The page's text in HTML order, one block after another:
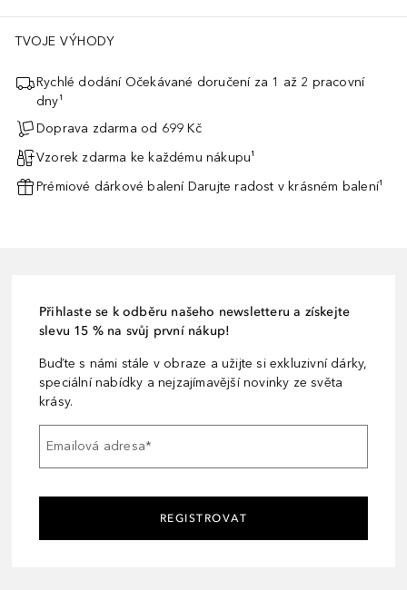
TVOJE VÝHODY
Rychlé dodání Očekávané doručení za 1 až 2 pracovní
dny¹
Doprava zdarma od 699 Kč
Vzorek zdarma ke každému nákupu¹
Prémiové dárkové balení Darujte radost v krásném balení¹
Přihlaste se k odběru našeho newsletteru a získejte
slevu 15 % na svůj první nákup!
Buďte s námi stále v obraze a užijte si exkluzivní dárky,
speciální nabídky a nejzajímavější novinky ze světa
krásy.
Emailová adresa*
REGISTROVAT